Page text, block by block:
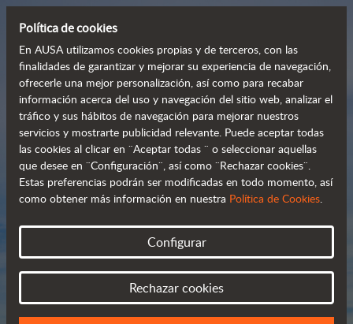
Manipuladores
telescópicos
compactos y versátiles
Catálogo
Política de cookies
En AUSA utilizamos cookies propias y de terceros, con las
finalidades de garantizar y mejorar su experiencia de navegación,
ofrecerle una mejor personalización, así como para recabar
información acerca del uso y navegación del sitio web, analizar el
tráfico y sus hábitos de navegación para mejorar nuestros
servicios y mostrarte publicidad relevante. Puede aceptar todas
las cookies al clicar en ¨Aceptar todas ¨ o seleccionar aquellas
que desee en ¨Configuración¨, así como ¨Rechazar cookies¨.
Estas preferencias podrán ser modificadas en todo momento, así
como obtener más información en nuestra Política de Cookies.
Configurar
Rechazar cookies